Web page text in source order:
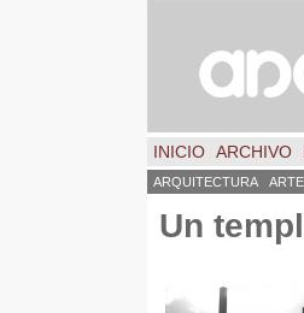
INICIO ARCHIVO
ARQUITECTURA ARTE
Un